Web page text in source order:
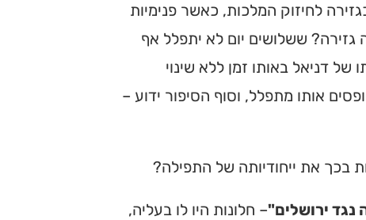
לחיזוק המלכות, כאשר פנימיות
גזירה? ששלושים יום לא יתפלל אף
דניאל באותו זמן ללא שינוי
אותו מתפלל, וסוף הסיפור ידוע –
בכך את ייחודיותה של התפילה?
נגד ירושלים"– חלונות היו לו בעליה,